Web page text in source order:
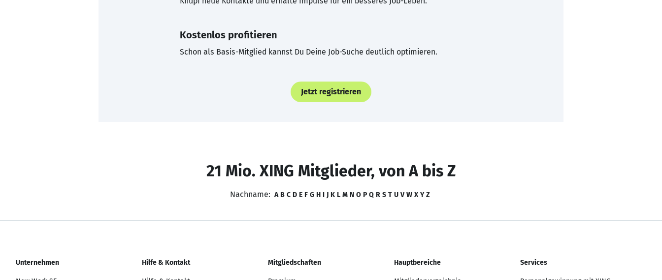
Kostenlos profitieren
Schon als Basis-Mitglied kannst Du Deine Job-Suche deutlich optimieren.
Jetzt registrieren
21 Mio. XING Mitglieder, von A bis Z
Nachname: A B C D E F G H I J K L M N O P Q R S T U V W X Y Z
Unternehmen Hilfe & Kontakt Mitgliedschaften Hauptbereiche Services